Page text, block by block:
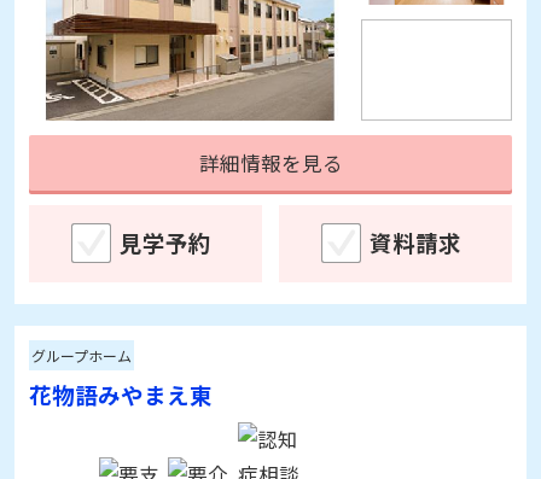
詳細情報を見る
グループホーム
花物語みやまえ東